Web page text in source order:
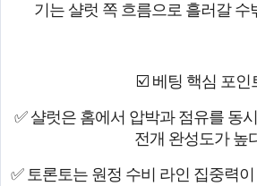
기는 샬럿 쪽 흐름으로 흘러갈 수
☑️ 베팅 핵심 포인
✅ 샬럿은 홈에서 압박과 점유를 동
전개 완성도가 높
✅ 토론토는 원정 수비 라인 집중력